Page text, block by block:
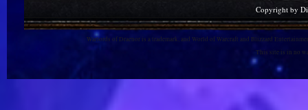
Copyright by
Warlords of Draenor is a trademark, and World of Warcraft and Blizzard
This site is in no